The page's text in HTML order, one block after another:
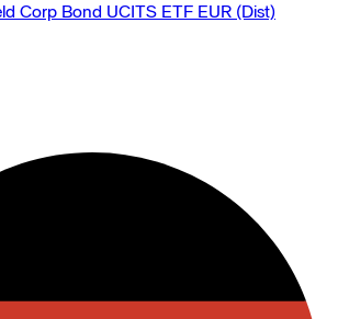
Corp Bond UCITS ETF EUR (Dist)